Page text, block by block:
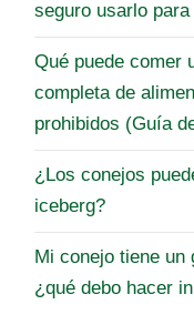
seguro usarlo
Qué puede comer
completa de
prohibidos (Guía
¿Los conejos
iceberg?
Mi conejo tiene un
¿qué debo hacer